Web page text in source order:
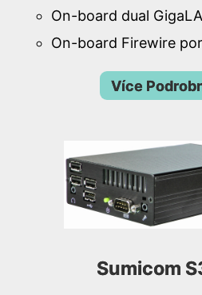
On-board dual
On-board Firewire
Více
Sumicom